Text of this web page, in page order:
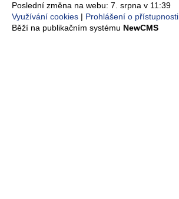
Poslední změna na webu: 7. srpna v 11:39
Využívání cookies
Prohlášení o přístupnosti
Běží na publikačním systému NewCMS